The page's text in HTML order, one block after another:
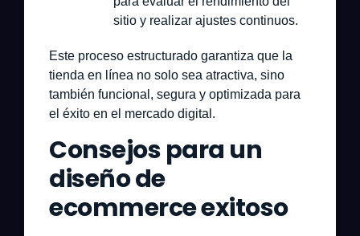
sitio y realizar ajustes continuos.
Este proceso estructurado garantiza que la
tienda en línea no solo sea atractiva, sino
también funcional, segura y optimizada para
el éxito en el mercado digital.
Consejos para un
diseño de
ecommerce exitoso